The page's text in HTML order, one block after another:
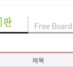
제목